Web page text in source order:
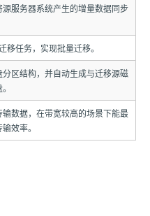
服务器系统产生的增量数据同步
移任务，实现批量迁移。
区结构，并自动生成与迁移源磁
数据，在带宽较高的场景下能最
效率。